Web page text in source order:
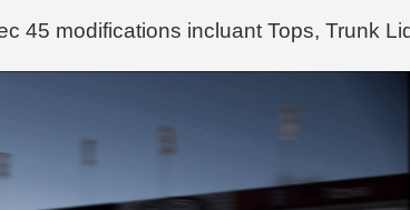
45 modifications incluant Tops, Trunk